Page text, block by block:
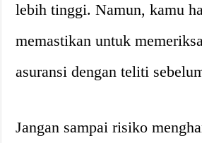
lebih tinggi. Namun, kamu
memastikan untuk
asuransi dengan teliti
Jangan sampai risiko